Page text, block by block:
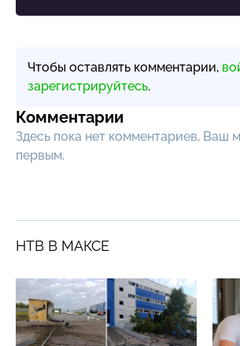
Чтобы оставлять комментарии,
зарегистрируйтесь.
Комментарии
Здесь пока нет комментариев, Ваш
первым.
НТВ В МАКСЕ